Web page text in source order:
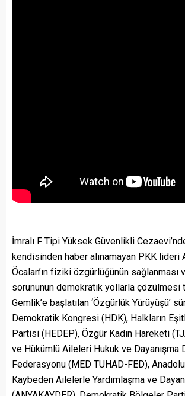
İmralı F Tipi Yüksek Güvenlikli
kendisinden haber alınamayan PKK lideri
Öcalan’ın fiziki özgürlüğünün sağlanması
sorununun demokratik yollarla çözülmesi
Gemlik’e başlatılan ‘Özgürlük Yürüyüşü’
Demokratik Kongresi (HDK), Halkların
Partisi (HEDEP), Özgür Kadın Hareketi
ve Hükümlü Aileleri Hukuk ve Dayanışma
Federasyonu (MED TUHAD-FED), Anadolu
Kaybeden Ailelerle Yardımlaşma ve